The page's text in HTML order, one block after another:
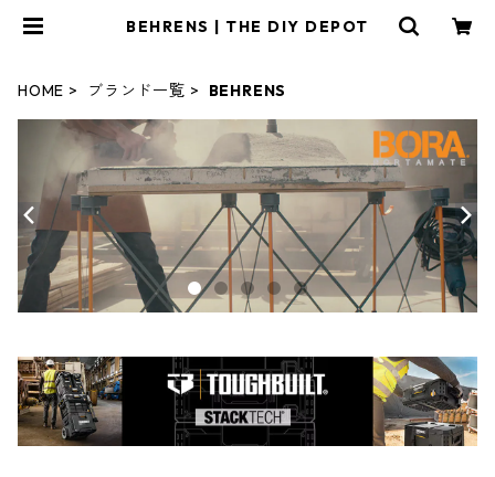
BEHRENS | THE DIY DEPOT
HOME ブランド一覧 BEHRENS